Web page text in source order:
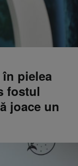
pielea
fostul
joace un